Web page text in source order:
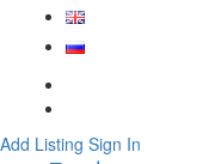
Add Listing Sign In